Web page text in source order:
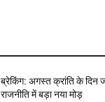
ब्रेकिंग: अगस्त क्रांति के दिन
राजनीति में बड़ा नया मोड़